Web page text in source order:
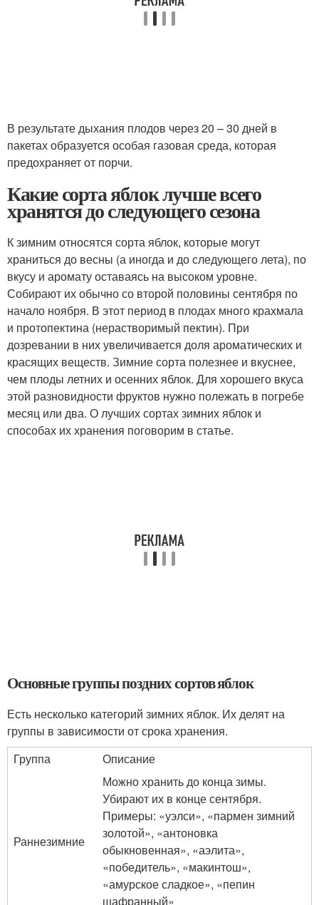
В результате дыхания плодов через 20 – 30 дней в
пакетах образуется особая газовая среда, которая
предохраняет от порчи.
Какие сорта яблок лучше всего
хранятся до следующего сезона
К зимним относятся сорта яблок, которые могут
храниться до весны (а иногда и до следующего лета), по
вкусу и аромату оставаясь на высоком уровне.
Собирают их обычно со второй половины сентября по
начало ноября. В этот период в плодах много крахмала
и протопектина (нерастворимый пектин). При
дозревании в них увеличивается доля ароматических и
красящих веществ. Зимние сорта полезнее и вкуснее,
чем плоды летних и осенних яблок. Для хорошего вкуса
этой разновидности фруктов нужно полежать в погребе
месяц или два. О лучших сортах зимних яблок и
способах их хранения поговорим в статье.
Основные группы поздних сортов яблок
Есть несколько категорий зимних яблок. Их делят на
группы в зависимости от срока хранения.
Группа
Описание
Раннезимние
Можно хранить до конца зимы.
Убирают их в конце сентября.
Примеры: «уэлси», «пармен зимний
золотой», «антоновка
обыкновенная», «аэлита»,
«победитель», «макинтош»,
«амурское сладкое», «пепин
шафранный»